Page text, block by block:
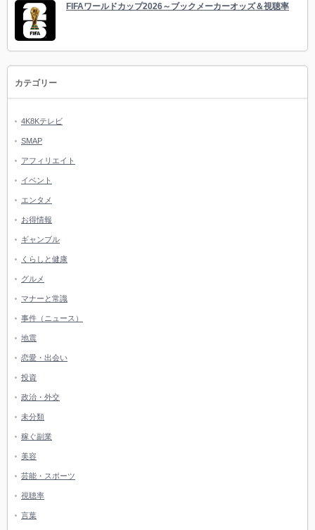
FIFAワールドカップ2026～ブックメーカーオッズ＆視聴率
カテゴリー
4K8Kテレビ
SMAP
アフィリエイト
イベント
エンタメ
お得情報
ギャンブル
くらしと健康
グルメ
マナーと常識
事件（ニュース）
地震
恋愛・出会い
投資
政治・外交
未分類
稼ぐ副業
美容
芸能・スポーツ
視聴率
言葉